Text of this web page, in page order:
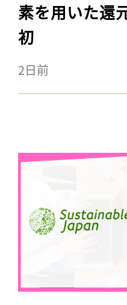
素を用いた還
初
2日前
記